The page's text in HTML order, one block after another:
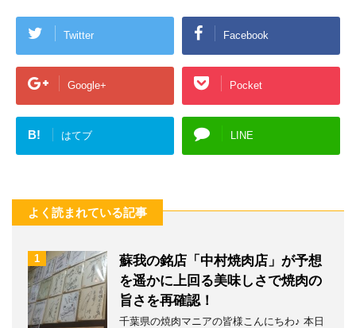
Twitter Facebook
Google+ Pocket
B! はてブ LINE
よく読まれている記事
1
蘇我の銘店「中村焼肉店」が予想
を遥かに上回る美味しさで焼肉の
旨さを再確認！
千葉県の焼肉マニアの皆様こんにちわ♪ 本日